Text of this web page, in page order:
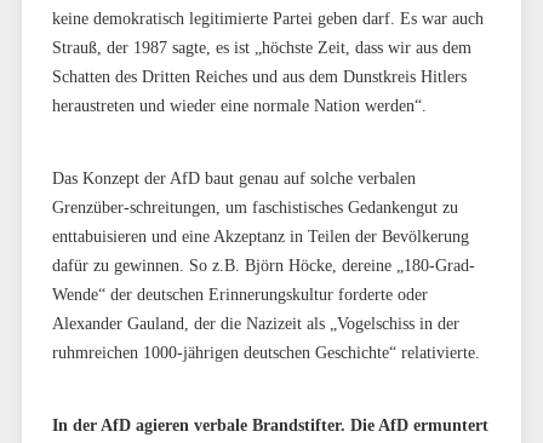
keine demokratisch legitimierte Partei geben darf. Es war auch
Strauß, der 1987 sagte, es ist „höchste Zeit, dass wir aus dem
Schatten des Dritten Reiches und aus dem Dunstkreis Hitlers
heraustreten und wieder eine normale Nation werden“.
Das Konzept der AfD baut genau auf solche verbalen
Grenzüber-schreitungen, um faschistisches Gedankengut zu
enttabuisieren und eine Akzeptanz in Teilen der Bevölkerung
dafür zu gewinnen. So z.B. Björn Höcke, dereine „180-Grad-
Wende“ der deutschen Erinnerungskultur forderte oder
Alexander Gauland, der die Nazizeit als „Vogelschiss in der
ruhmreichen 1000-jährigen deutschen Geschichte“ relativierte.
In der AfD agieren verbale Brandstifter. Die AfD ermuntert